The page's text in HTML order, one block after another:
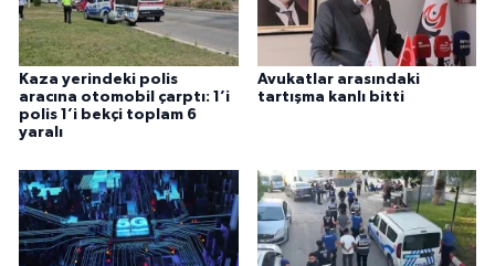
Kaza yerindeki polis
aracına otomobil çarptı: 1’i
polis 1’i bekçi toplam 6
yaralı
Avukatlar arasındaki
tartışma kanlı bitti